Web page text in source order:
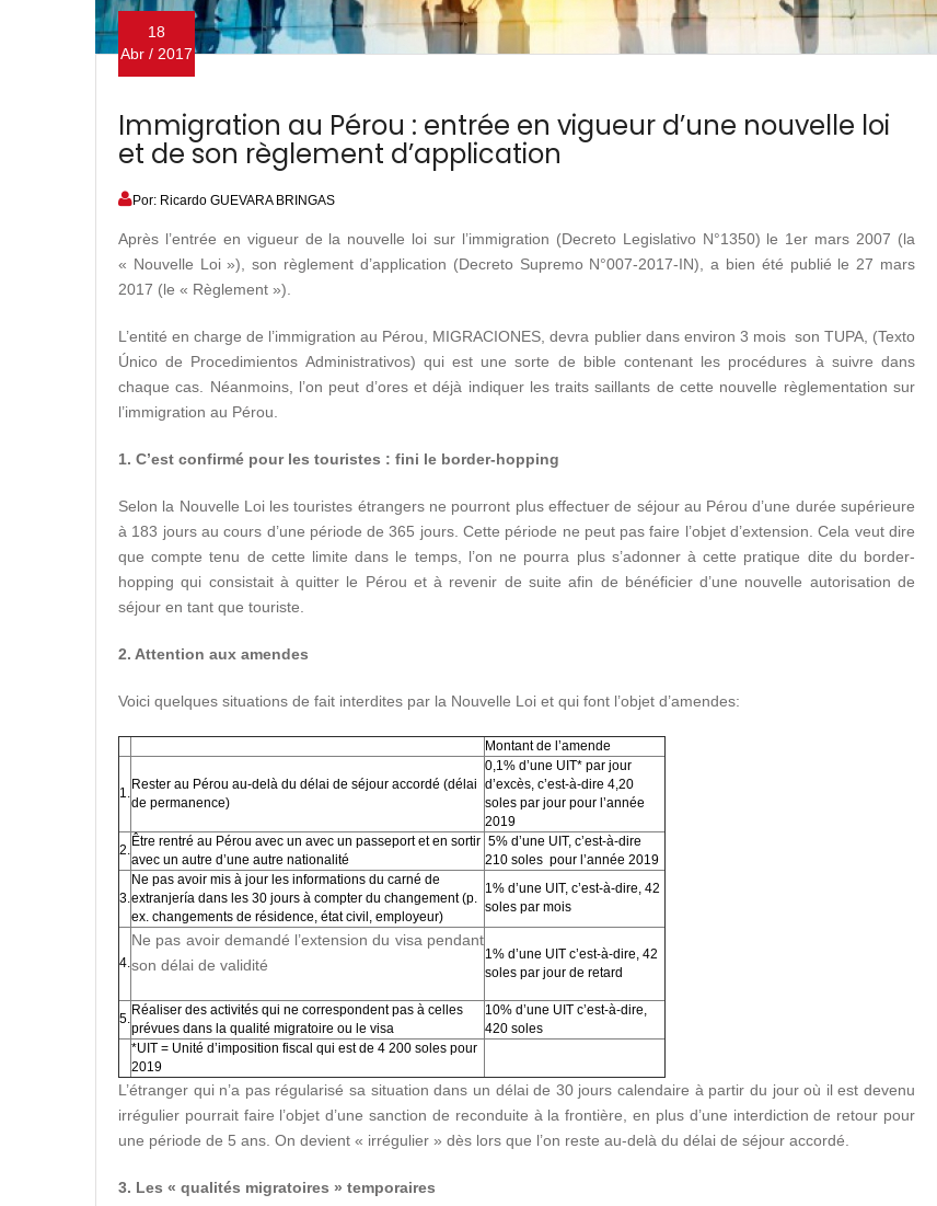
Immigration au Pérou : entrée en vigueur d’une nouvelle loi
et de son règlement d’application
18
Abr / 2017
Por: Ricardo GUEVARA BRINGAS
Après l’entrée en vigueur de la nouvelle loi sur l’immigration (Decreto Legislativo N°1350) le 1er mars 2007 (la
« Nouvelle Loi »), son règlement d’application (Decreto Supremo N°007-2017-IN), a bien été publié le 27 mars
2017 (le « Règlement »).
L’entité en charge de l’immigration au Pérou, MIGRACIONES, devra publier dans environ 3 mois son TUPA, (Texto
Único de Procedimientos Administrativos) qui est une sorte de bible contenant les procédures à suivre dans
chaque cas. Néanmoins, l’on peut d’ores et déjà indiquer les traits saillants de cette nouvelle règlementation sur
l’immigration au Pérou.
1. C’est confirmé pour les touristes : fini le border-hopping
Selon la Nouvelle Loi les touristes étrangers ne pourront plus effectuer de séjour au Pérou d’une durée supérieure
à 183 jours au cours d’une période de 365 jours. Cette période ne peut pas faire l’objet d’extension. Cela veut dire
que compte tenu de cette limite dans le temps, l’on ne pourra plus s’adonner à cette pratique dite du border-
hopping qui consistait à quitter le Pérou et à revenir de suite afin de bénéficier d’une nouvelle autorisation de
séjour en tant que touriste.
2. Attention aux amendes
Voici quelques situations de fait interdites par la Nouvelle Loi et qui font l’objet d’amendes:
Montant de l’amende
1.
Rester au Pérou au-delà du délai de séjour accordé (délai
de permanence)
0,1% d’une UIT* par jour
d’excès, c’est-à-dire 4,20
soles par jour pour l’année
2019
2.
Être rentré au Pérou avec un avec un passeport et en sortir
avec un autre d’une autre nationalité
5% d’une UIT, c’est-à-dire
210 soles pour l’année 2019
3.
Ne pas avoir mis à jour les informations du carné de
extranjería dans les 30 jours à compter du changement (p.
ex. changements de résidence, état civil, employeur)
1% d’une UIT, c’est-à-dire, 42
soles par mois
4.
Ne pas avoir demandé l’extension du visa pendant
son délai de validité
1% d’une UIT c’est-à-dire, 42
soles par jour de retard
5.
Réaliser des activités qui ne correspondent pas à celles
prévues dans la qualité migratoire ou le visa
10% d’une UIT c’est-à-dire,
420 soles
*UIT = Unité d’imposition fiscal qui est de 4 200 soles pour
2019
L’étranger qui n’a pas régularisé sa situation dans un délai de 30 jours calendaire à partir du jour où il est devenu
irrégulier pourrait faire l’objet d’une sanction de reconduite à la frontière, en plus d’une interdiction de retour pour
une période de 5 ans. On devient « irrégulier » dès lors que l’on reste au-delà du délai de séjour accordé.
3. Les « qualités migratoires » temporaires